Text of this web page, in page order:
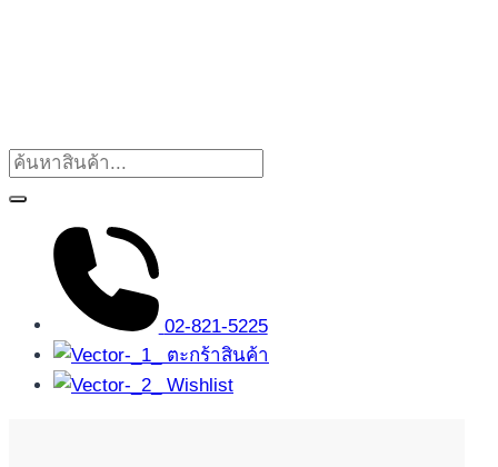
02-821-5225
ตะกร้าสินค้า
Wishlist